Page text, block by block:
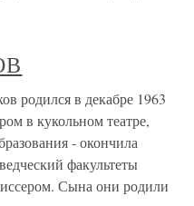
в декабре 1963
в кукольном театре,
- окончила
факультеты
Сына они родили